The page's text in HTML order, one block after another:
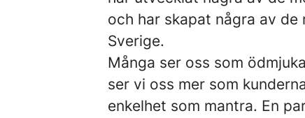
och har skapat några av
Sverige.
Många ser oss som
ser vi oss mer som
enkelhet som mantra. En